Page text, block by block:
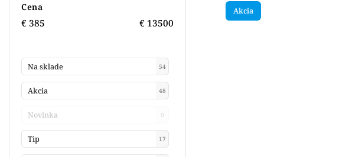
Cena
€385 € 13500
Na sklade 54
Akcia 48
Novinka 0
Tip 17
Akcia